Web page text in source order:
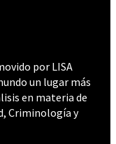
por LISA
un lugar más
en materia de
Criminología y